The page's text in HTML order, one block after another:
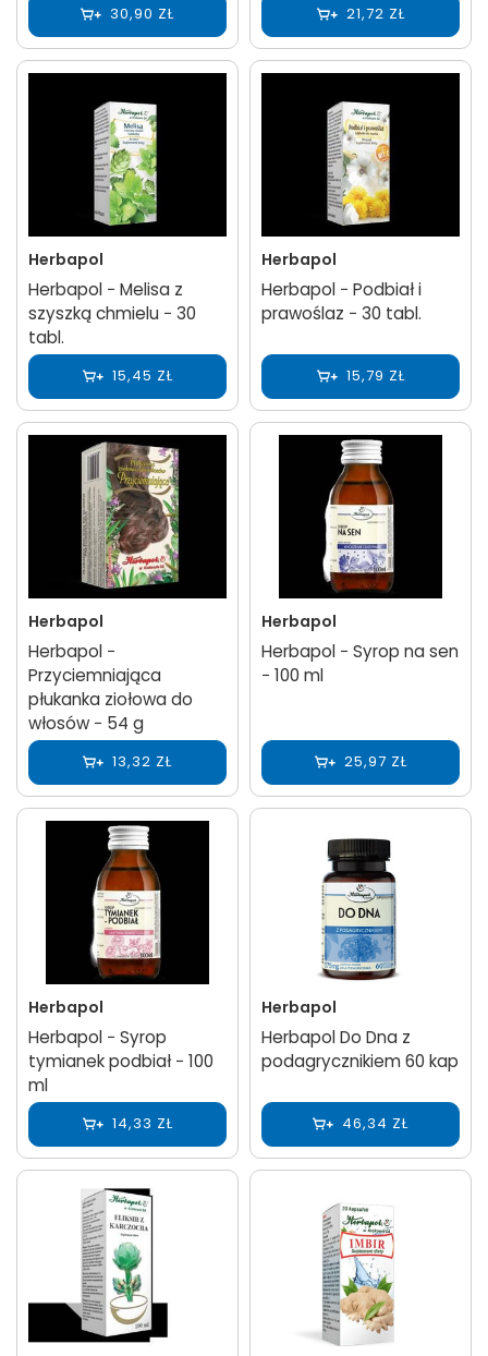
30,90 ZŁ 21,72 ZŁ
Herbapol
Herbapol − Melisa z
szyszką chmielu − 30
tabl.
15,45 ZŁ
Herbapol
Herbapol − Podbiał i
prawoślaz − 30 tabl.
15,79 ZŁ
Herbapol
Herbapol −
Przyciemniająca
płukanka ziołowa do
włosów − 54 g
13,32 ZŁ
Herbapol
Herbapol − Syrop na sen
− 100 ml
25,97 ZŁ
Herbapol
Herbapol − Syrop
tymianek podbiał − 100
ml
14,33 ZŁ
Herbapol
Herbapol Do Dna z
podagrycznikiem 60 kap
46,34 ZŁ